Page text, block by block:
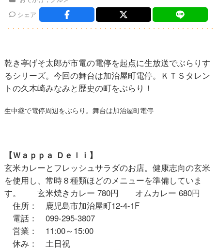
シェア
乾き亭げそ太郎が市電の電停を起点に生放送でぶらりす
るシリーズ。今回の舞台は加治屋町電停。ＫＴＳタレン
トの久木崎みなみと歴史の町をぶらり！
生中継で電停周辺をぶらり。舞台は加治屋町電停
【Ｗａｐｐａ Ｄｅｌｉ】
玄米カレーとフレッシュサラダのお店。健康志向の玄米
を使用し、常時８種類ほどのメニューを準備していま
す。 玄米焼きカレー 780円 オムカレー 680円
住所： 鹿児島市加治屋町12-4-1F
電話： 099-295-3807
営業： 11:00～15:00
休み： 土日祝